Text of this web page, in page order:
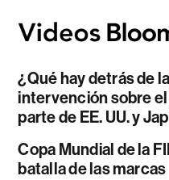
¿Qué hay detrás de
intervención sobre
parte de EE. UU. y
Copa Mundial de la
batalla de las marcas